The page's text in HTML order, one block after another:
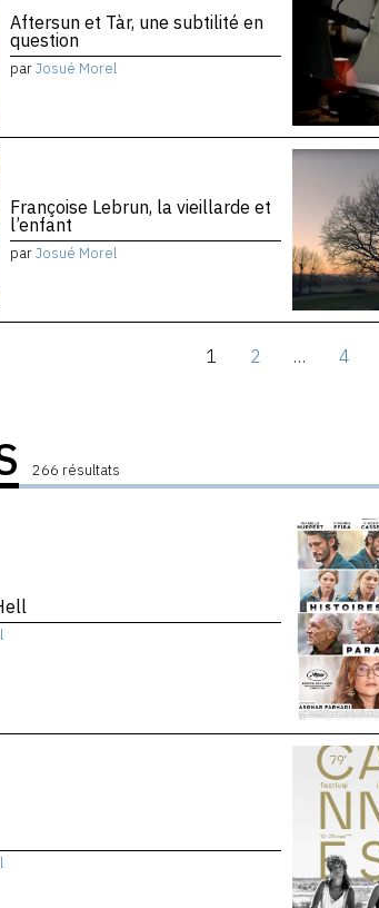
Aftersun et Tàr, une subtilité en
question
parJosué Morel
Françoise Lebrun, la vieillarde et
l’enfant
parJosué Morel
1 2 … 4
266 résultats